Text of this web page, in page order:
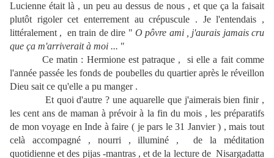
Lucienne était là , un peu au dessus de nous , et que ça la faisait
plutôt rigoler cet enterrement au crépuscule . Je l'entendais ,
littéralement , en train de dire " O pôvre ami , j'aurais jamais cru
que ça m'arriverait à moi ... "
Ce matin : Hermione est patraque , si elle a fait comme
l'année passée les fonds de poubelles du quartier après le réveillon
Dieu sait ce qu'elle a pu manger .
Et quoi d'autre ? une aquarelle que j'aimerais bien finir ,
les cent ans de maman à prévoir à la fin du mois , les préparatifs
de mon voyage en Inde à faire ( je pars le 31 Janvier ) , mais tout
celà accompagné , nourri , illuminé , de la méditation
quotidienne et des pijas -mantras , et de la lecture de Nisargadatta